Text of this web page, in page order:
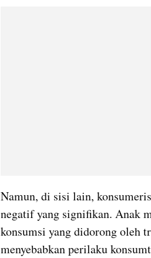
Namun, di sisi lain,
negatif yang signifikan. Anak
konsumsi yang didorong oleh
menyebabkan perilaku